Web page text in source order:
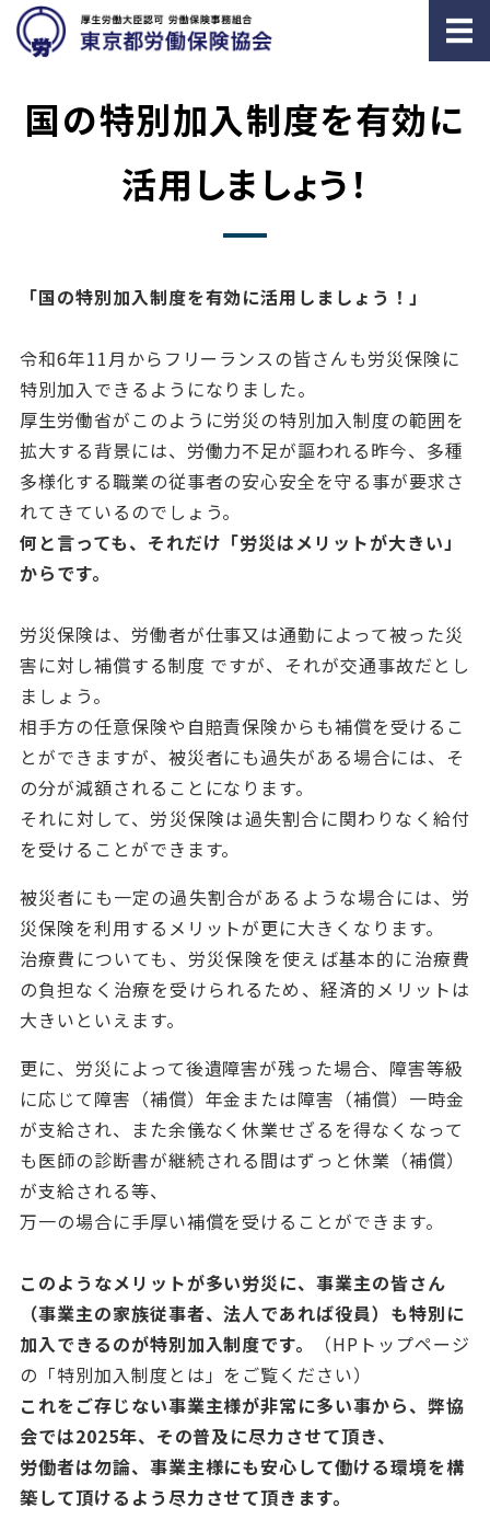
労働／社会保険とは
労働／社会保険の事務委託
雇用関係の助成金申請
国の特別加入制度を有効に
活用しましょう！
「国の特別加入制度を有効に活用しましょう！」
令和6年11月からフリーランスの皆さんも労災保険に
特別加入できるようになりました。
厚生労働省がこのように労災の特別加入制度の範囲を
拡大する背景には、労働力不足が謳われる昨今、多種
多様化する職業の従事者の安心安全を守る事が要求さ
れてきているのでしょう。
何と言っても、それだけ「労災はメリットが大きい」
からです。
労災保険は、労働者が仕事又は通勤によって被った災
害に対し補償する制度 ですが、それが交通事故だとし
ましょう。
相手方の任意保険や自賠責保険からも補償を受けるこ
とができますが、被災者にも過失がある場合には、そ
の分が減額されることになります。
それに対して、労災保険は過失割合に関わりなく給付
を受けることができます。
被災者にも一定の過失割合があるような場合には、労
災保険を利用するメリットが更に大きくなります。
治療費についても、労災保険を使えば基本的に治療費
の負担なく治療を受けられるため、経済的メリットは
大きいといえます。
更に、労災によって後遺障害が残った場合、障害等級
に応じて障害（補償）年金または障害（補償）一時金
が支給され、また余儀なく休業せざるを得なくなって
も医師の診断書が継続される間はずっと休業（補償）
が支給される等、
万一の場合に手厚い補償を受けることができます。
このようなメリットが多い労災に、事業主の皆さん
（事業主の家族従事者、法人であれば役員）も特別に
加入できるのが特別加入制度です。
（HPトップページ
の「特別加入制度とは」をご覧ください）
これをご存じない事業主様が非常に多い事から、弊協
会では2025年、その普及に尽力させて頂き、
労働者は勿論、事業主様にも安心して働ける環境を構
築して頂けるよう尽力させて頂きます。